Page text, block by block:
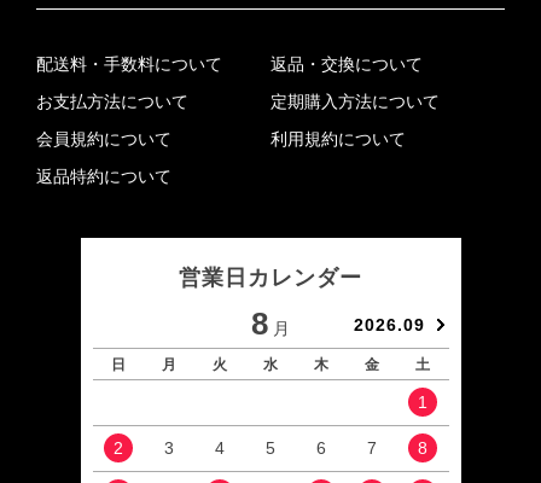
配送料・手数料について
お支払方法について
会員規約について
返品特約について
返品・交換について
定期購入方法について
利用規約について
営業日カレンダー
8 月 2026.09
日 月 火 水 木 金 土
1
2 3 4 5 6 7 8